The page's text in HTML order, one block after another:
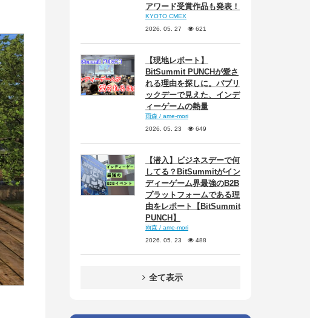
アワード受賞作品も発表！
KYOTO CMEX
2026. 05. 27
621
【現地レポート】
BitSummit PUNCHが愛さ
れる理由を探しに。パブリ
ックデーで見えた、インデ
ィーゲームの熱量
雨森 / ame-mori
2026. 05. 23
649
【潜入】ビジネスデーで何
してる？BitSummitがイン
ディーゲーム界最強のB2B
プラットフォームである理
由をレポート【BitSummit
PUNCH】
雨森 / ame-mori
2026. 05. 23
488
全て表示